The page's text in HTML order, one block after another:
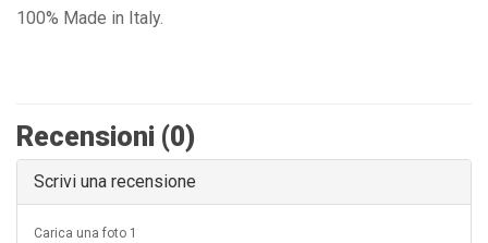
100% Made in Italy.
Recensioni (0)
Scrivi una recensione
Carica una foto 1